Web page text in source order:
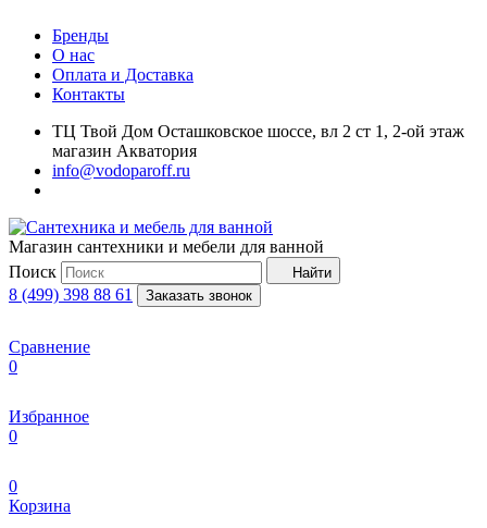
Бренды
О нас
Оплата и Доставка
Контакты
ТЦ Твой Дом Осташковское шоссе, вл 2 ст 1, 2-ой этаж
магазин Акватория
info@vodoparoff.ru
Магазин сантехники и мебели для ванной
Поиск
Найти
8 (499) 398 88 61 Заказать звонок
Сравнение
0
Избранное
0
0
Корзина